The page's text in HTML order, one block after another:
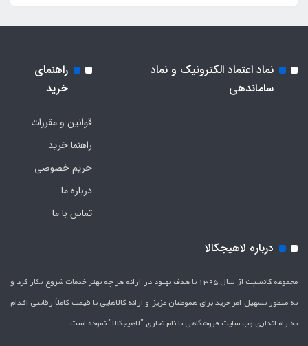
نماد اعتماد الکترونیک و نماد
ساماندهی
راهنمای
خرید
قوانین و مقررات
راهنما خرید
حریم خصوصی
درباره ما
تماس با ما
درباره لاهیجکالا
مجموعه کانسپت از سال 1395 با هدف بهبود در ارائه هر چه بهتر خدمات شروع بکار کرد و
به منظور تسهیل امر خرید برای هموطنان عزیز و ارائه کالاهایی با قیمت کاملاَ رقابتی اقدام
به راه اندازی وب سایت فروشگاهی با نام تجاری "لاهیج­کالا" نموده است.